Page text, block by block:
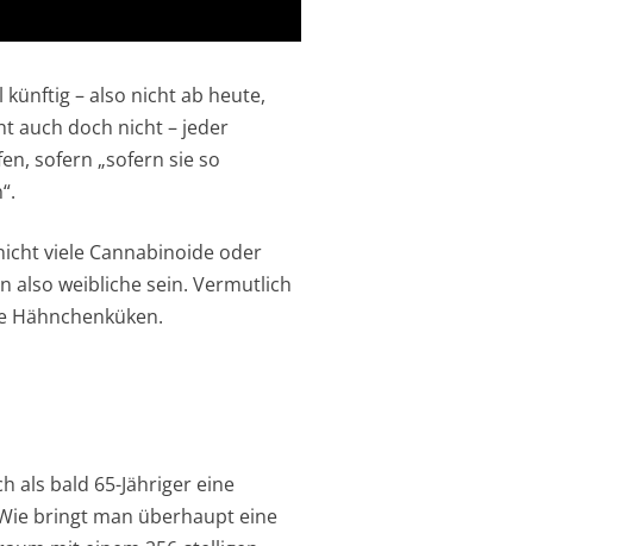
– also nicht ab heute,
auch doch nicht – jeder
sofern „sofern sie so
viele Cannabinoide oder
also weibliche sein. Vermutlich
Hähnchenküken.
als bald 65-Jähriger eine
bringt man überhaupt eine